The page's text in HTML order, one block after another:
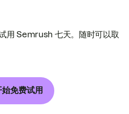
用 Semrush 七天。随时可以取
始免费试用